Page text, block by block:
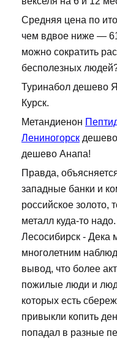
Средняя цена по
чем вдвое ниже —
можно сократить
бесполезных
Туринабол дешево
Курск.
Метандиенон
Лениногорск
дешево Анапа!
Правда,
западные банки и
российское золото,
металл куда-то
Лесосибирск - Дека
многолетним
вывод, что более
пожилые люди и
которых есть
привыкли копить
попадал в разные